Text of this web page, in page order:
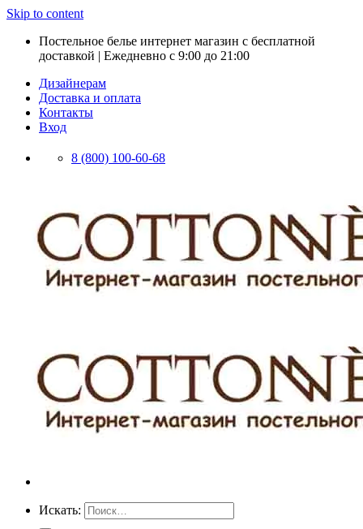
Skip to content
Постельное белье интернет магазин с бесплатной
доставкой | Ежедневно с 9:00 до 21:00
Дизайнерам
Доставка и оплата
Контакты
Вход
8 (800) 100-60-68
Искать: